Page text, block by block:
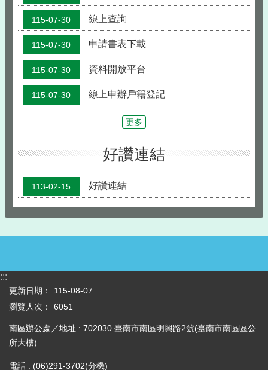
115-07-30 線上查詢
115-07-30 申請書表下載
115-07-30 資料開放平台
115-07-30 線上申辦戶籍登記
更多
好讚連結
113-02-15 好讚連結
:::
更新日期：
115-08-07
瀏覽人次：
6051
南區辦公處／地址 : 702030 臺南市南區明興路2號(臺南市南區區公
所大樓)
電話 : (06)291-3702(分機)